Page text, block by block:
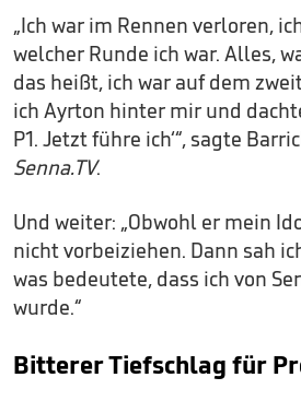
„Ich war im Rennen verloren,
welcher Runde ich war. Alles,
das heißt, ich war auf dem
ich Ayrton hinter mir und
P1. Jetzt führe ich‘“, sagte
Senna.TV.
Und weiter: „Obwohl er mein
nicht vorbeiziehen. Dann sah
was bedeutete, dass ich von
wurde.“
Bitterer Tiefschlag für